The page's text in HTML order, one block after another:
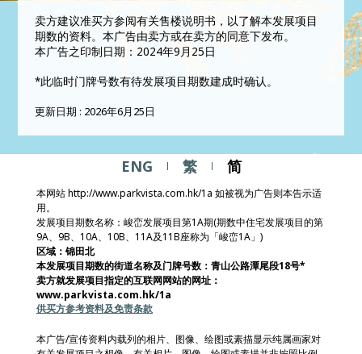
卖方建议准买方参阅有关售楼说明书，以了解本发展项目
期数的资料。本广告由卖方或在卖方的同意下发布。
本广告之印制日期：2024年9月25日
*此临时门牌号数有待发展项目期数建成时确认。
更新日期 : 2026年6月25日
ENG 繁 简
本网站 http://www.parkvista.com.hk/1a 如被视为广告则本告示适
用。
发展项目期数名称：峻峦发展项目第1A期(期数中住宅发展项目的第
9A、9B、10A、10B、11A及11B座称为「峻峦1A」)
区域：锦田北
本发展项目期数的街道名称及门牌号数：青山公路潭尾段18号*
卖方就发展项目指定的互联网网站的网址：
www.parkvista.com.hk/1a
供买方参考资料及免责条款
本广告/宣传资料内载列的相片、图像、绘图或素描显示纯属画家对